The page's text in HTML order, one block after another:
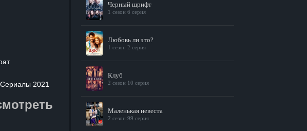
2021
Черный шрифт
1 сезон 6 серия
Любовь ли это?
1 сезон 2 серия
Клуб
2 сезон 10 серия
Маленькая невеста
2 сезон 99 серия